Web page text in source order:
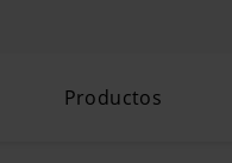
Productos